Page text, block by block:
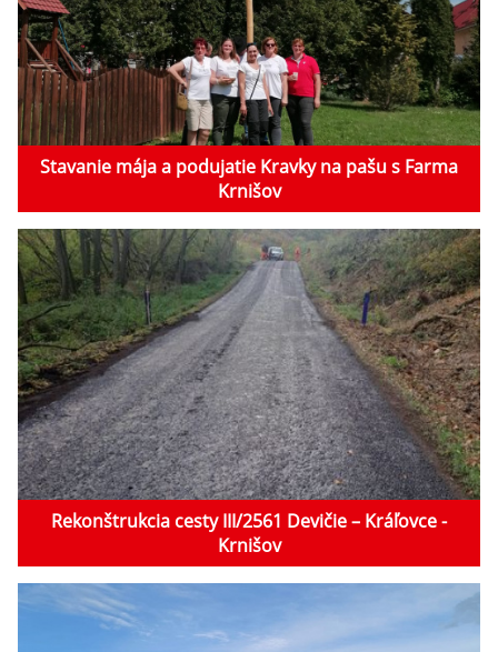
Stavanie mája a podujatie Kravky na pašu s Farma
Krnišov
Rekonštrukcia cesty III/2561 Devičie – Kráľovce -
Krnišov